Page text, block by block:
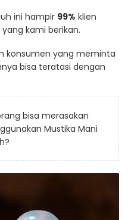
ini hampir 99% klien
kami berikan.
konsumen yang meminta
bisa teratasi dengan
bisa merasakan
Mustika Mani